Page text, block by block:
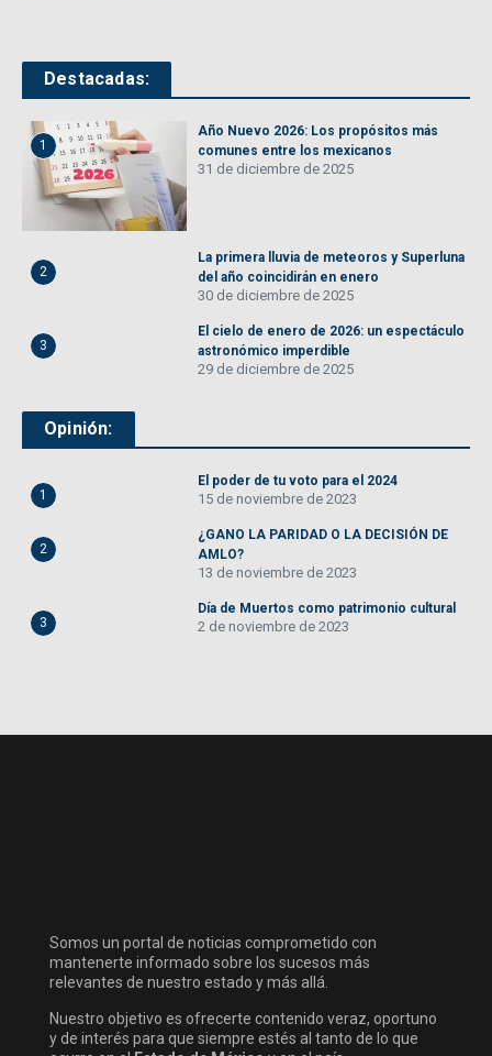
Destacadas:
1
Año Nuevo 2026: Los propósitos más
comunes entre los mexicanos
31 de diciembre de 2025
2
La primera lluvia de meteoros y Superluna
del año coincidirán en enero
30 de diciembre de 2025
3
El cielo de enero de 2026: un espectáculo
astronómico imperdible
29 de diciembre de 2025
Opinión:
1
El poder de tu voto para el 2024
15 de noviembre de 2023
2
¿GANO LA PARIDAD O LA DECISIÓN DE
AMLO?
13 de noviembre de 2023
3
Día de Muertos como patrimonio cultural
2 de noviembre de 2023
Somos un portal de noticias comprometido con
mantenerte informado sobre los sucesos más
relevantes de nuestro estado y más allá.
Nuestro objetivo es ofrecerte contenido veraz, oportuno
y de interés para que siempre estés al tanto de lo que